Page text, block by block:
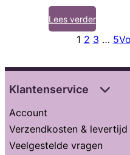
Lees verder
1 2 3 … 5
Klantenservice
Account
Verzendkosten & levertijd
Veelgestelde vragen